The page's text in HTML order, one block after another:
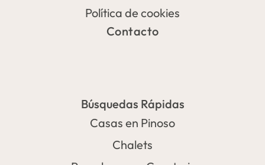
Política de cookies
Contacto
Búsquedas Rápidas
Casas en Pinoso
Chalets